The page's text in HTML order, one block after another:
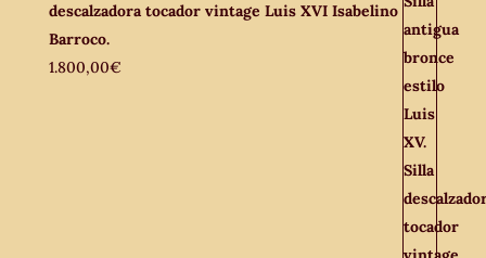
descalzadora tocador vintage Luis XVI Isabelino
Barroco.
1.800,00€